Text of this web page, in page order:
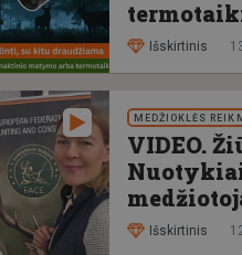
Išskirtinis
MEDŽIOKLĖS
VIDEO.
Išskirtinis